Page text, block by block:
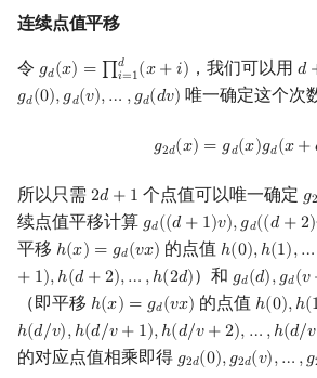
连续点值平移
令 𝑔𝑑(𝑥) = ∏𝑑
𝑖=1(𝑥+𝑖)
gd(x) =∏ =1d(x+i ) ，我们可以用𝑑
d +
𝑔𝑑(0),𝑔𝑑(𝑣),… ,𝑔𝑑(𝑑𝑣)
gd(0),gd(v), …, gd(dv) 唯一确定这个次
𝑔2𝑑(𝑥) = 𝑔𝑑(𝑥)𝑔𝑑(𝑥+
g2d( x)= g d(x)gd(x+d
所以只需 2𝑑 + 1
2d +1 个点值可以唯一确定 𝑔2
g
续点值平移计算 𝑔𝑑((𝑑 + 1)𝑣),𝑔𝑑((𝑑 +2)
gd((d +1 )v),gd((d+2 )v) ,…
平移 ℎ(𝑥) = 𝑔𝑑(𝑣𝑥)
h(x)= gd(vx) 的点值 ℎ(0),ℎ(1),…
h(0),h(1),… ,h
+ 1),ℎ(𝑑 +2),… ,ℎ(2𝑑)）和 𝑔𝑑(𝑑),𝑔𝑑(𝑣
gd(d),gd(v
（即平移 ℎ(𝑥) = 𝑔𝑑(𝑣𝑥)
h(x)= gd(vx) 的点值 ℎ(0),ℎ(
h(0),h(1
ℎ(𝑑/𝑣),ℎ(𝑑/𝑣+ 1),ℎ(𝑑/𝑣+2), … ,ℎ(𝑑/𝑣
h(d/v),h(d/v+ 1) h(d/v+2), … h(d/v+2d)
的对应点值相乘即得 𝑔2𝑑(0),𝑔2𝑑(𝑣),… ,𝑔
g2d(0),g2d(v) … g2